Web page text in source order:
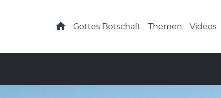
Startseite
Gottes Botschaft Themen Videos